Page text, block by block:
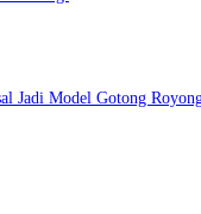
Jadi Model Gotong